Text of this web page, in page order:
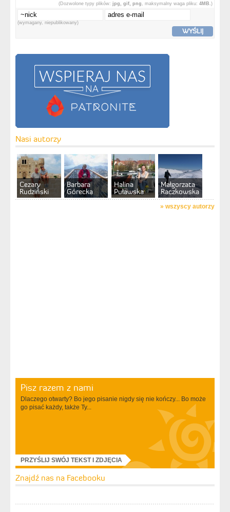
(Dozwolone typy plików: jpg, gif, png , maksymalny waga pliku: 4MB. )
(wymagany, niepublikowany)
WYŚLIJ
Nasi autorzy
Cezary
Rudziński
Barbara
Górecka
Halina
Puławska
Małgorzata
Raczkowska
» wszyscy autorzy
Pisz razem z nami
Dlaczego otwarty? Bo jego pisanie nigdy się nie kończy... Bo może
go pisać każdy, także Ty...
PRZYŚLIJ SWÓJ TEKST I ZDJĘCIA
Znajdź nas na Facebooku